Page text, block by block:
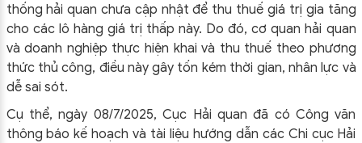
thống hải quan chưa cập nhật để thu thuế giá trị gia tăng
cho các lô hàng giá trị thấp này. Do đó, cơ quan hải quan
và doanh nghiệp thực hiện khai và thu thuế theo phương
thức thủ công, điều này gây tốn kém thời gian, nhân lực và
dễ sai sót.
Cụ thể, ngày 08/7/2025, Cục Hải quan đã có Công văn
thông báo kế hoạch và tài liệu hướng dẫn các Chi cục Hải